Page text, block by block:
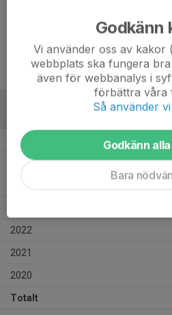
13 år
2026
2025
2022
2021
2020
Totalt
Godkänn
Vi använder oss av kakor
webbplats ska fungera
även för webbanalys i
förbättra våra
Så använder
Godkänn
Bara